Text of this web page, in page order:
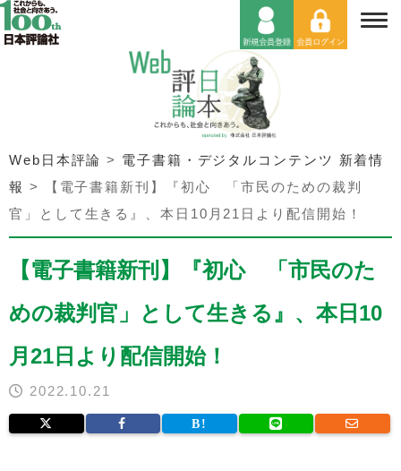
Web日本評論 > 電子書籍・デジタルコンテンツ 新着情
報 >
【電子書籍新刊】『初心 「市民のための裁判
官」として生きる』、本日10月21日より配信開始！
【電子書籍新刊】『初心 「市民のた
めの裁判官」として生きる』、本日10
月21日より配信開始！
2022.10.21